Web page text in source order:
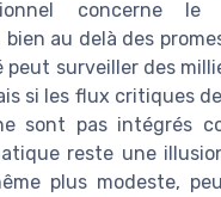
concerne le
au delà des
peut surveiller des
si les flux critiques
sont pas intégrés
reste une
plus modeste,